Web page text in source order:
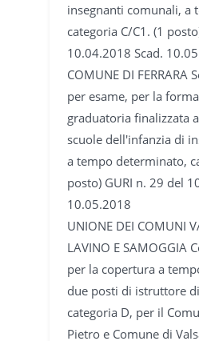
insegnanti comunali, a
categoria C/C1. (1
10.04.2018 Scad.
COMUNE DI FERRARA
per esame, per la
graduatoria finalizzata
scuole dell'infanzia di
a tempo determinato,
posto) GURI n. 29 del
10.05.2018
UNIONE DEI COMUNI
LAVINO E SAMOGGIA
per la copertura a
due posti di istruttore
categoria D, per il
Pietro e Comune di